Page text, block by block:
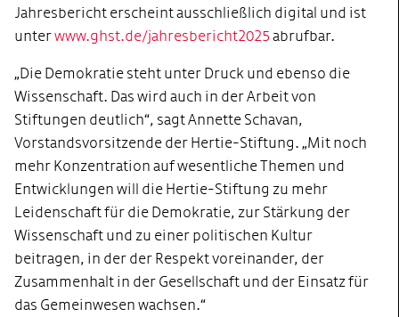
Jahresbericht erscheint ausschließlich digital und ist
unterwww.ghst.de/jahresbericht2025 abrufbar.
„Die Demokratie steht unter Druck und ebenso die
Wissenschaft. Das wird auch in der Arbeit von
Stiftungen deutlich“, sagt Annette Schavan,
Vorstandsvorsitzende der Hertie-Stiftung. „Mit noch
mehr Konzentration auf wesentliche Themen und
Entwicklungen will die Hertie-Stiftung zu mehr
Leidenschaft für die Demokratie, zur Stärkung der
Wissenschaft und zu einer politischen Kultur
beitragen, in der der Respekt voreinander, der
Zusammenhalt in der Gesellschaft und der Einsatz für
das Gemeinwesen wachsen.“